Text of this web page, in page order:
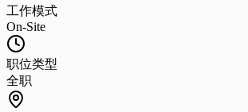
工作模式
On-Site
职位类型
全职